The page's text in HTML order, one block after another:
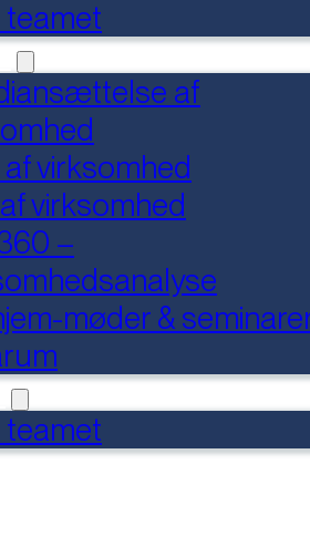
teamet
af
virksomhed
virksomhed
–
møder &
teamet